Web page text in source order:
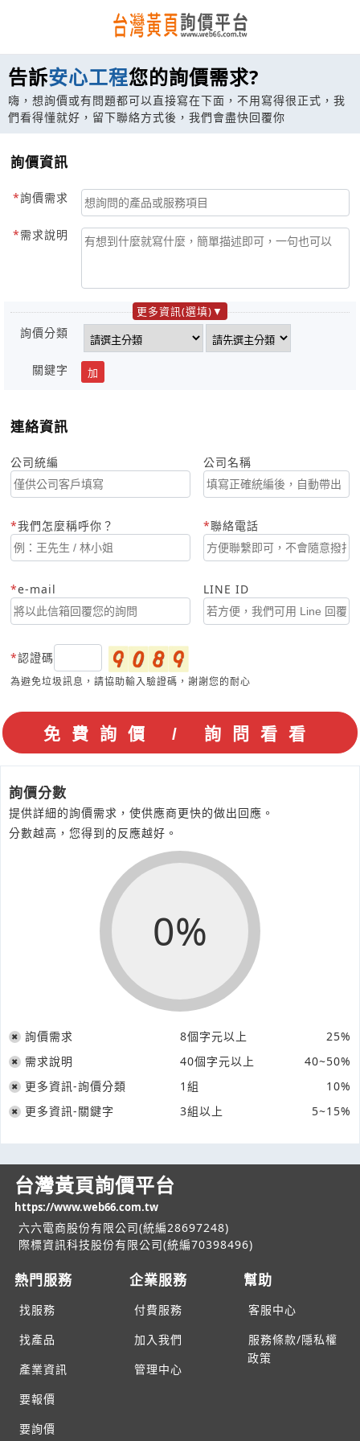
告訴安心工程您的詢價需求?
嗨，想詢價或有問題都可以直接寫在下面，不用寫得很正式，我
們看得懂就好，留下聯絡方式後，我們會盡快回覆你
詢價資訊
詢價需求
需求說明
更多資訊(選填)
詢價分類
關鍵字 加
連絡資訊
公司統編 公司名稱
我們怎麼稱呼你？ 聯絡電話
e-mail LINE ID
認證碼
為避免垃圾訊息，請協助輸入驗證碼，謝謝您的耐心
詢價分數
提供詳細的詢價需求，使供應商更快的做出回應。
分數越高，您得到的反應越好。
0%
詢價需求 8個字元以上
25%
需求說明
40個字元以上
40~50%
更多資訊-詢價分類
1組
10%
更多資訊-關鍵字
3組以上 5~15%
台灣黃頁詢價平台
https://www.web66.com.tw
六六電商股份有限公司(統編28697248)
際標資訊科技股份有限公司(統編70398496)
熱門服務
找服務
找產品
產業資訊
要報價
要詢價
企業服務
付費服務
加入我們
管理中心
幫助
客服中心
服務條款/隱私權
政策